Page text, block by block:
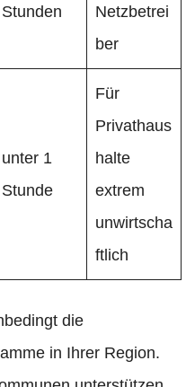
Stunden
Netzbetrei
ber
unter 1
Stunde
Für
Privathaus
halte
extrem
unwirtscha
ftlich
die
in Ihrer Region.